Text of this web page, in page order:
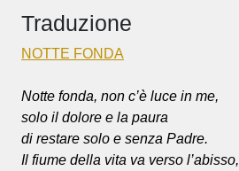
Traduzione
NOTTE FONDA
Notte fonda, non c’è luce in me,
solo il dolore e la paura
di restare solo e senza Padre.
Il fiume della vita va verso l’abisso,